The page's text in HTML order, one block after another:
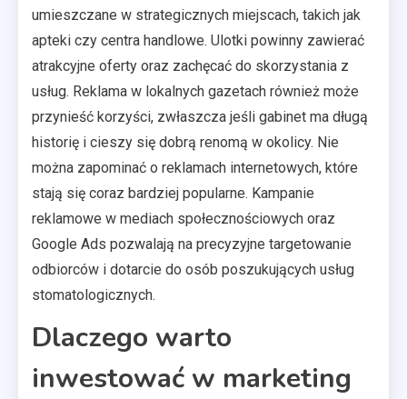
umieszczane w strategicznych miejscach, takich jak
apteki czy centra handlowe. Ulotki powinny zawierać
atrakcyjne oferty oraz zachęcać do skorzystania z
usług. Reklama w lokalnych gazetach również może
przynieść korzyści, zwłaszcza jeśli gabinet ma długą
historię i cieszy się dobrą renomą w okolicy. Nie
można zapominać o reklamach internetowych, które
stają się coraz bardziej popularne. Kampanie
reklamowe w mediach społecznościowych oraz
Google Ads pozwalają na precyzyjne targetowanie
odbiorców i dotarcie do osób poszukujących usług
stomatologicznych.
Dlaczego warto
inwestować w marketing